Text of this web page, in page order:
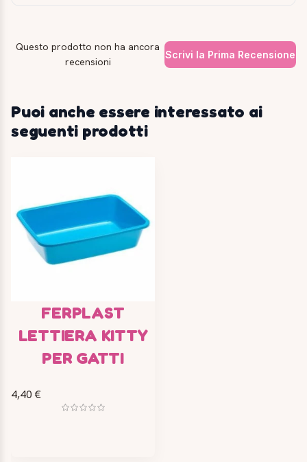
Questo prodotto non ha ancora
recensioni
Scrivi la Prima Recensione
Puoi anche essere interessato ai
seguenti prodotti
FERPLAST
LETTIERA KITTY
PER GATTI
4,40 €